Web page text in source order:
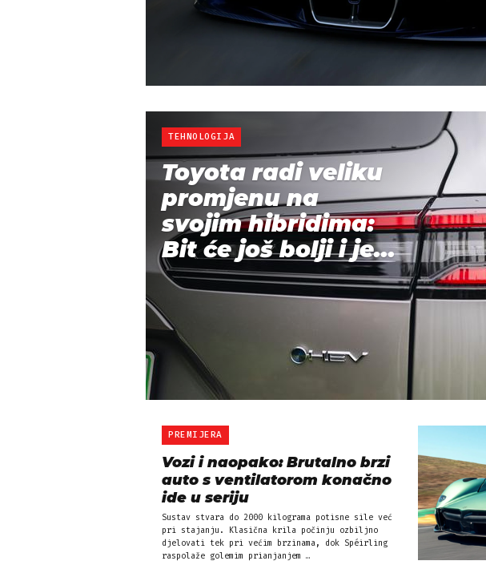
TEHNOLOGIJA
Toyota radi veliku
promjenu na
svojim hibridima:
Bit će još bolji i je...
PREMIJERA
Vozi i naopako: Brutalno brzi
auto s ventilatorom konačno
ide u seriju
Sustav stvara do 2000 kilograma potisne sile već
pri stajanju. Klasična krila počinju ozbiljno
djelovati tek pri većim brzinama, dok Spéirling
raspolaže golemim prianjanjem …